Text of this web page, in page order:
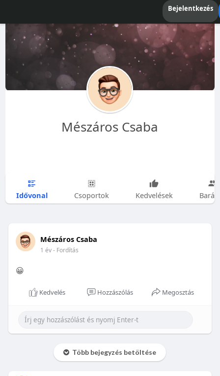
Bejelentkezés
Mészáros Csaba
Idővonal Csoportok Kedvelések
Mészáros Csaba
1 év- Fordítás
😀
Kedvelés Hozzászólás Megosztás
Több bejegyzés betöltése